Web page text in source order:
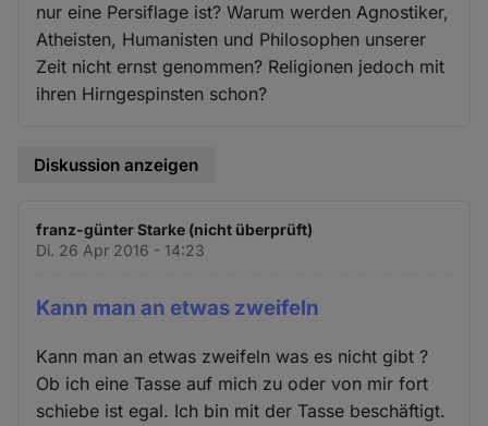
nur eine Persiflage ist? Warum werden Agnostiker,
Atheisten, Humanisten und Philosophen unserer
Zeit nicht ernst genommen? Religionen jedoch mit
ihren Hirngespinsten schon?
Diskussion anzeigen
franz-günter Starke (nicht überprüft)
Di. 26 Apr 2016 - 14:23
Kann man an etwas zweifeln
Kann man an etwas zweifeln was es nicht gibt ?
Ob ich eine Tasse auf mich zu oder von mir fort
schiebe ist egal. Ich bin mit der Tasse beschäftigt.